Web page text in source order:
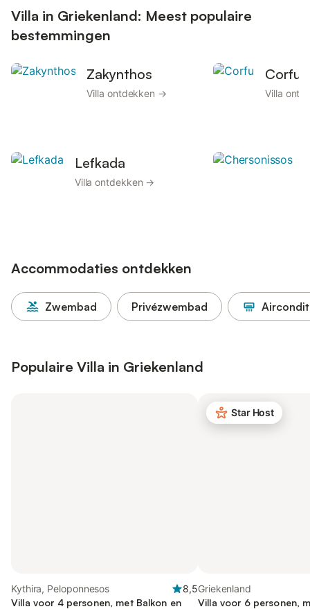
Villa in Griekenland: Meest populaire
bestemmingen
Zakynthos
Villa ontdekken →
Corfu
Villa
Lefkada
Villa ontdekken →
Accommodaties ontdekken
Zwembad Privézwembad
Populaire Villa in Griekenland
Kythira, Peloponnesos
8,5
Villa voor 4 personen, met Balkon en
Star Host
Griekenland
Villa voor 6 personen,